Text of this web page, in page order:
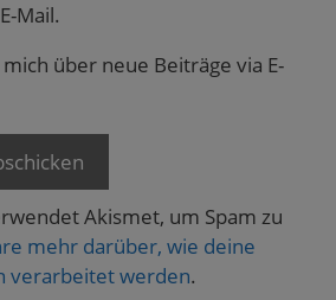
Mail.
über neue Beiträge via E-
Akismet, um Spam zu
mehr darüber, wie deine
verarbeitet werden.